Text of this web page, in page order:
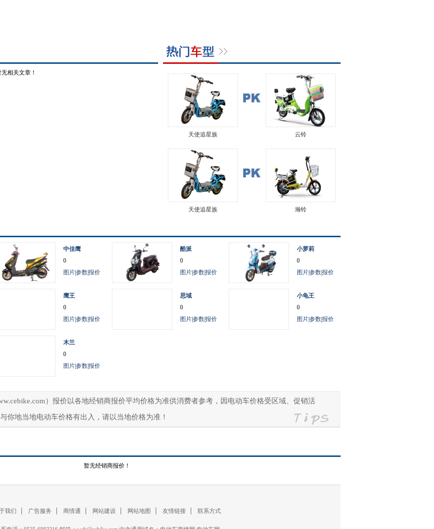
无相关文章！
天使追星族 云铃
天使追星族 瀚铃
中佳鹰
0
图片参数报价
酷派
0
图片参数报价
小萝莉
0
图片参数报价
鹰王
0
图片参数报价
思域
0
图片参数报价
小龟王
0
图片参数报价
木兰
0
图片参数报价
）报价以各地经销商报价平均价格为准供消费者参考，因电动车价格受区域、促销活
你地当地电动车价格有出入，请以当地价格为准！
暂无经销商报价！
我们 广告服务 商情通 网站建设 网站地图 友情链接 联系方式